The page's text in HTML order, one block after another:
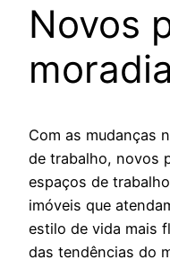
Novos
Com as mudanças
de trabalho, novos
espaços de
imóveis que
estilo de vida mais
das tendências do